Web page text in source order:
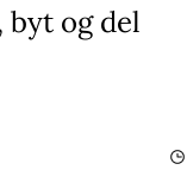
og del